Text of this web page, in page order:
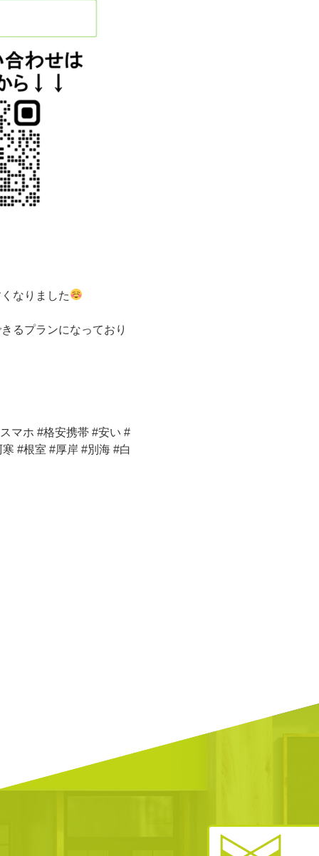
なりました
るプランになっており
マホ #格安携帯 #安い #
#根室 #厚岸 #別海 #白